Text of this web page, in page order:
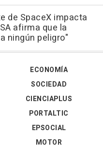
de SpaceX impacta
afirma que la
ningún peligro"
ECONOMÍA
SOCIEDAD
CIENCIAPLUS
PORTALTIC
EPSOCIAL
MOTOR